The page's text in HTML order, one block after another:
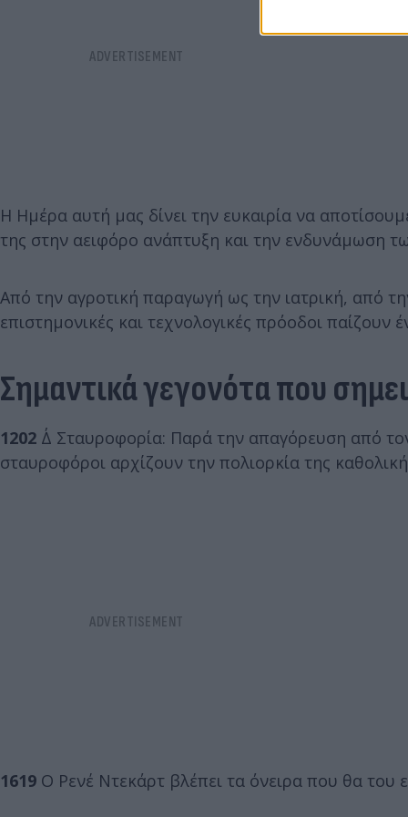
Η Ημέρα αυτή μας δίνει την ευκαιρία να
της στην αειφόρο ανάπτυξη και την ενδυνάμωση
Από την αγροτική παραγωγή ως την ιατρική, από
επιστημονικές και τεχνολογικές πρόοδοι
Σημαντικά γεγονότα που
1202 Δ΄ Σταυροφορία: Παρά την απαγόρευση από
σταυροφόροι αρχίζουν την πολιορκία της
1619 Ο Ρενέ Ντεκάρτ βλέπει τα όνειρα που θα